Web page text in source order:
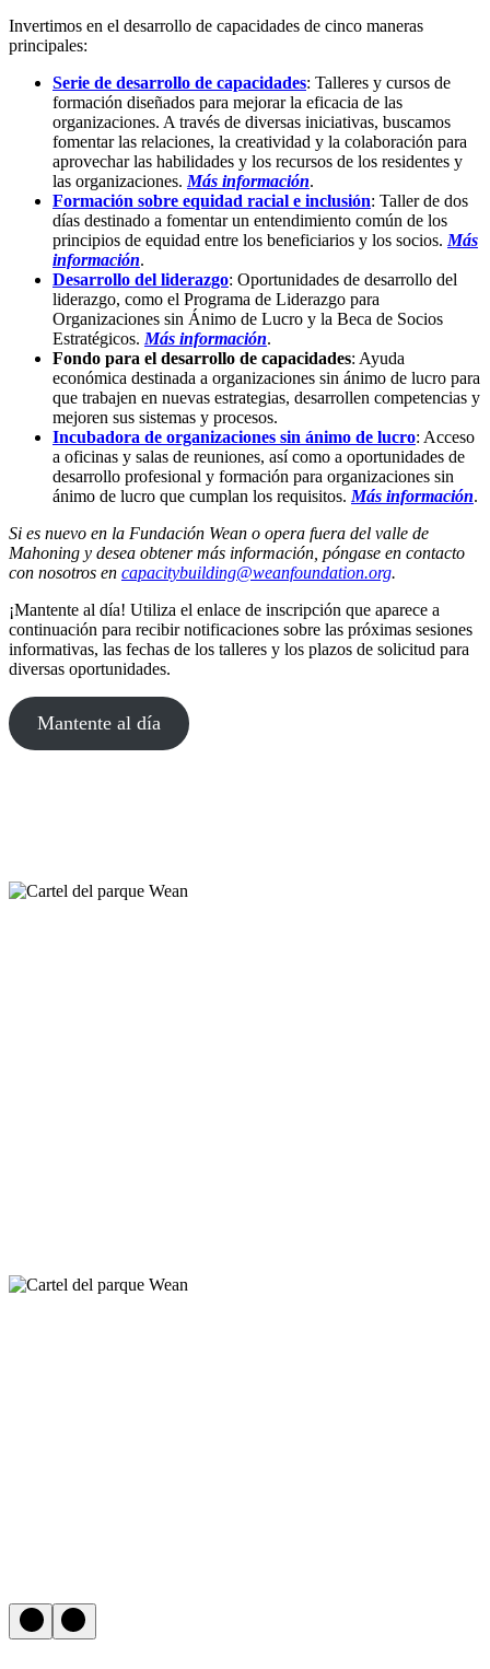
Invertimos en el desarrollo de capacidades de cinco maneras
principales:
Serie de desarrollo de capacidades: Talleres y cursos de
formación diseñados para mejorar la eficacia de las
organizaciones. A través de diversas iniciativas, buscamos
fomentar las relaciones, la creatividad y la colaboración para
aprovechar las habilidades y los recursos de los residentes y
las organizaciones. Más información.
Formación sobre equidad racial e inclusión: Taller de dos
días destinado a fomentar un entendimiento común de los
principios de equidad entre los beneficiarios y los socios. Más
información.
Desarrollo del liderazgo: Oportunidades de desarrollo del
liderazgo, como el Programa de Liderazgo para
Organizaciones sin Ánimo de Lucro y la Beca de Socios
Estratégicos. Más información.
Fondo para el desarrollo de capacidades: Ayuda
económica destinada a organizaciones sin ánimo de lucro para
que trabajen en nuevas estrategias, desarrollen competencias y
mejoren sus sistemas y procesos.
Incubadora de organizaciones sin ánimo de lucro: Acceso
a oficinas y salas de reuniones, así como a oportunidades de
desarrollo profesional y formación para organizaciones sin
ánimo de lucro que cumplan los requisitos. Más información.
Si es nuevo en la Fundación Wean o opera fuera del valle de
Mahoning y desea obtener más información, póngase en contacto
con nosotros en capacitybuilding@weanfoundation.org.
¡Mantente al día! Utiliza el enlace de inscripción que aparece a
continuación para recibir notificaciones sobre las próximas sesiones
informativas, las fechas de los talleres y los plazos de solicitud para
diversas oportunidades.
Mantente al día